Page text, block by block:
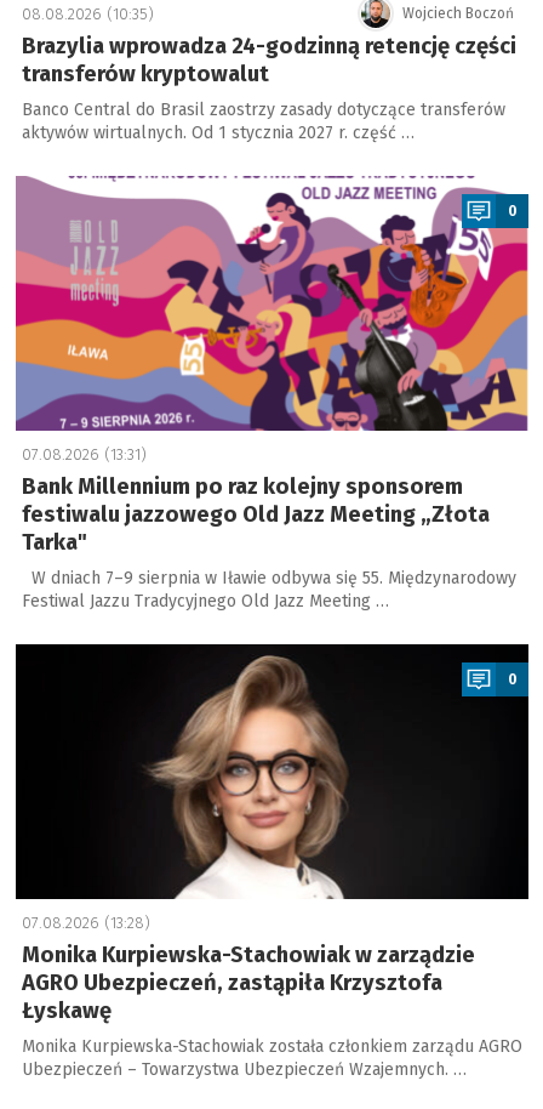
Wojciech Boczoń
08.08.2026 (10:35)
Brazylia wprowadza 24-godzinną retencję części
transferów kryptowalut
Banco Central do Brasil zaostrzy zasady dotyczące transferów
aktywów wirtualnych. Od 1 stycznia 2027 r. część …
a
0
07.08.2026 (13:31)
Bank Millennium po raz kolejny sponsorem
festiwalu jazzowego Old Jazz Meeting „Złota
Tarka"
W dniach 7–9 sierpnia w Iławie odbywa się 55. Międzynarodowy
Festiwal Jazzu Tradycyjnego Old Jazz Meeting …
a
0
07.08.2026 (13:28)
Monika Kurpiewska-Stachowiak w zarządzie
AGRO Ubezpieczeń, zastąpiła Krzysztofa
Łyskawę
Monika Kurpiewska-Stachowiak została członkiem zarządu AGRO
Ubezpieczeń – Towarzystwa Ubezpieczeń Wzajemnych. …